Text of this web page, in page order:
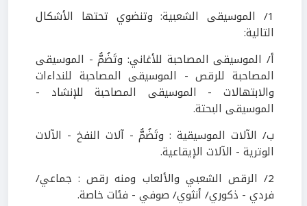
1/ الموسيقى الشعبية: وتنضوي تحتها الأشكال
التالية:
أ/ الموسيقى المصاحبة للأغاني: وتَضُمُّ - الموسيقى
المصاحبة للرقص - الموسيقى المصاحبة للنداءات
والابتهالات - الموسيقى المصاحبة للإنشاد -
الموسيقى البحتة.
ب/ الآلات الموسيقية : وتَضُمُّ - آلات النفخ - الآلات
الوترية - الآلات الإيقاعية.
2/ الرقص الشعبي والألعاب ومنه رقص : جماعي/
فردي - ذكوري/ أنثوي/ صوفي - فئات خاصة.